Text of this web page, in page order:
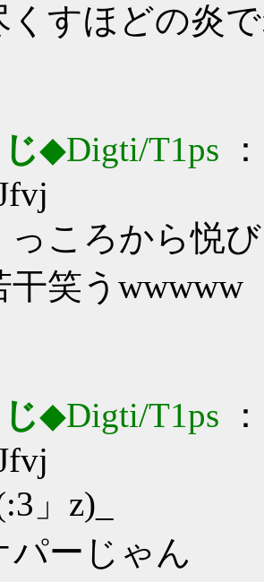
くすほどの炎
◆Digti/T1ps
っころから悦
干笑うwwwww
◆Digti/T1ps
」z)_
パーじゃん